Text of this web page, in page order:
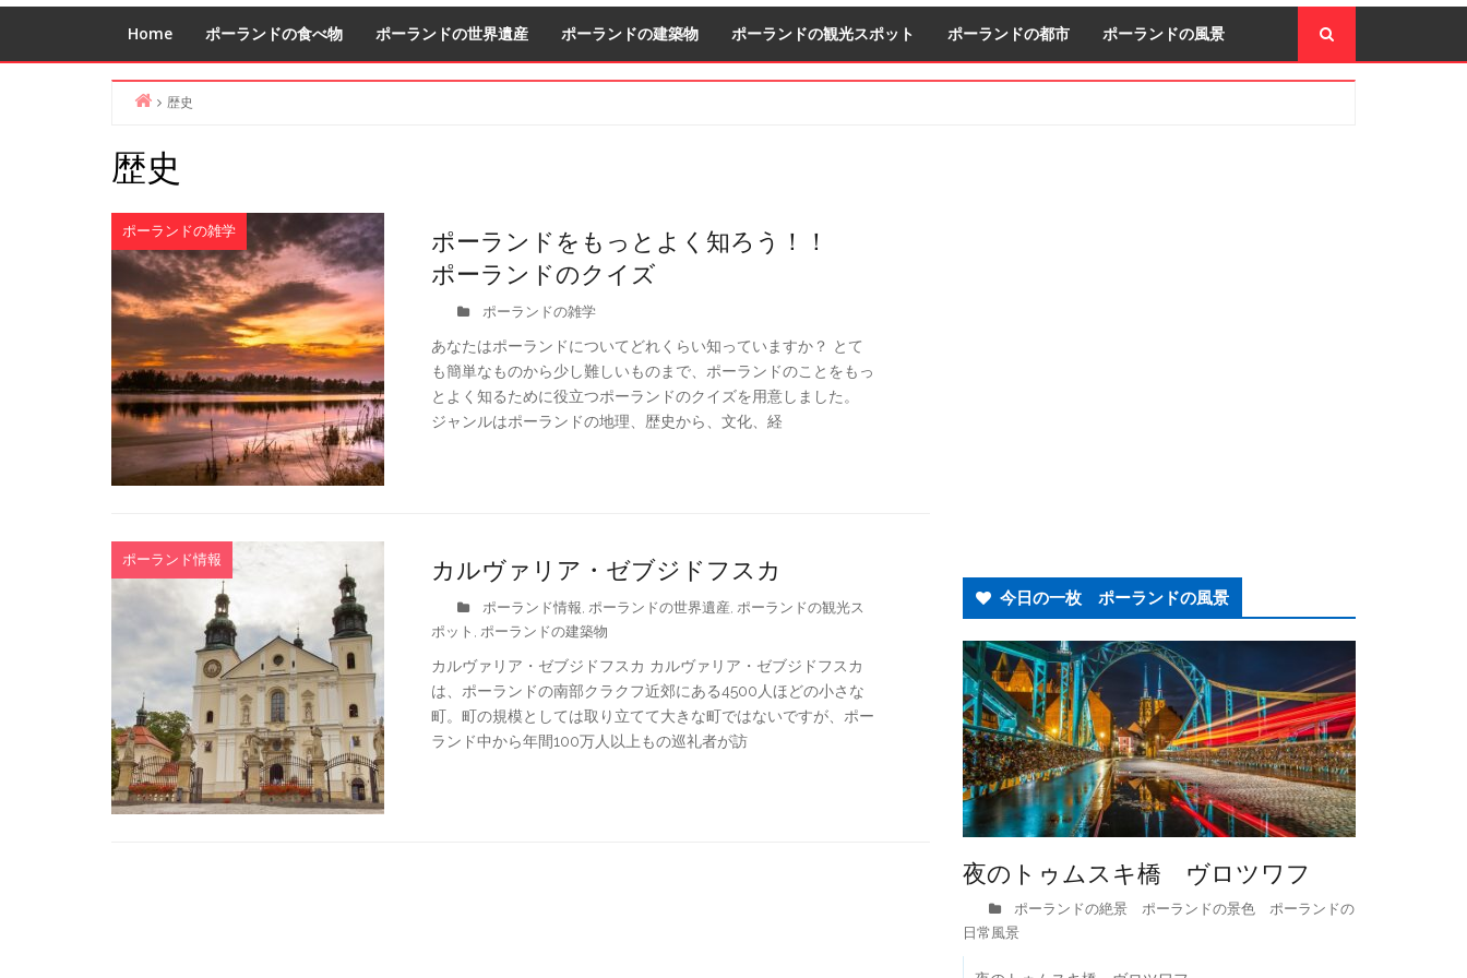
Home ポーランドの食べ物 ポーランドの世界遺産 ポーランドの建築物 ポーランドの観光スポット ポーランドの都市 ポーランドの風景
歴史
歴史
ポーランドの雑学
ポーランドをもっとよく知ろう！！
ポーランドのクイズ
ポーランドの雑学
あなたはポーランドについてどれくらい知っていますか？ とて
も簡単なものから少し難しいものまで、ポーランドのことをもっ
とよく知るために役立つポーランドのクイズを用意しました。
ジャンルはポーランドの地理、歴史から、文化、経
ポーランド情報 カルヴァリア・ゼブジドフスカ
ポーランド情報, ポーランドの世界遺産, ポーランドの観光ス
ポット , ポーランドの建築物
カルヴァリア・ゼブジドフスカ カルヴァリア・ゼブジドフスカ
は、ポーランドの南部クラクフ近郊にある4500人ほどの小さな
町。町の規模としては取り立てて大きな町ではないですが、ポー
ランド中から年間100万人以上もの巡礼者が訪
今日の一枚 ポーランドの風景
夜のトゥムスキ橋 ヴロツワフ
ポーランドの絶景 ポーランドの景色 ポーランドの
日常風景